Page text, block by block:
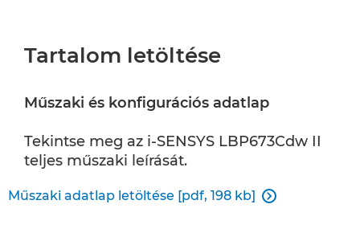
Tartalom letöltése
Műszaki és konfigurációs adatlap
Tekintse meg az i-SENSYS LBP673Cdw II
teljes műszaki leírását.
Műszaki adatlap letöltése [pdf, 198 kb] 